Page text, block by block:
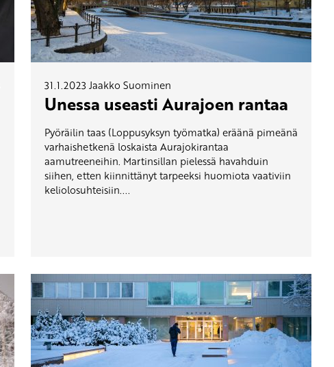
31.1.2023 Jaakko Suominen
Unessa useasti Aurajoen rantaa
Pyöräilin taas (Loppusyksyn työmatka) eräänä pimeänä
varhaishetkenä loskaista Aurajokirantaa
aamutreeneihin. Martinsillan pielessä havahduin
siihen, etten kiinnittänyt tarpeeksi huomiota vaativiin
keliolosuhteisiin....